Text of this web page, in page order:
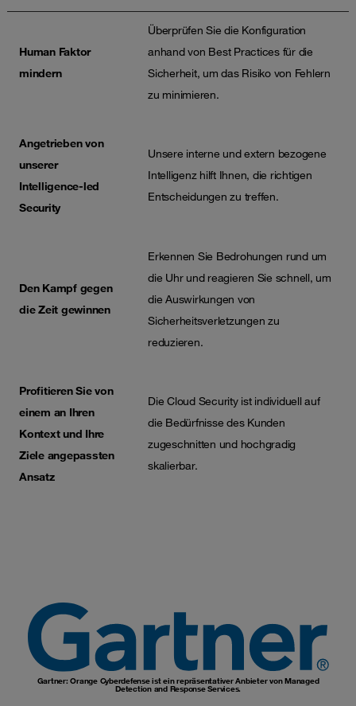
Human Faktor
mindern
Überprüfen Sie die Konfiguration
anhand von Best Practices für die
Sicherheit, um das Risiko von Fehlern
zu minimieren.
Angetrieben von
unserer
Intelligence-led
Security
Unsere interne und extern bezogene
Intelligenz hilft Ihnen, die richtigen
Entscheidungen zu treffen.
Den Kampf gegen
die Zeit gewinnen
Erkennen Sie Bedrohungen rund um
die Uhr und reagieren Sie schnell, um
die Auswirkungen von
Sicherheitsverletzungen zu
reduzieren.
Profitieren Sie von
einem an Ihren
Kontext und Ihre
Ziele angepassten
Ansatz
Die Cloud Security ist individuell auf
die Bedürfnisse des Kunden
zugeschnitten und hochgradig
skalierbar.
Gartner: Orange Cyberdefense ist ein repräsentativer Anbieter von Managed
Detection and Response Services.